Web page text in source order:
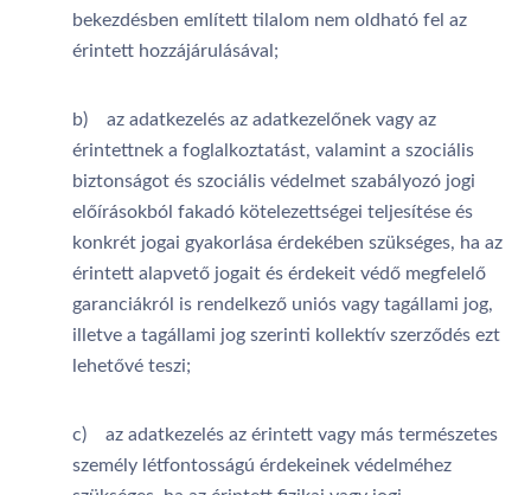
bekezdésben említett tilalom nem oldható fel az
érintett hozzájárulásával;
b) az adatkezelés az adatkezelőnek vagy az
érintettnek a foglalkoztatást, valamint a szociális
biztonságot és szociális védelmet szabályozó jogi
előírásokból fakadó kötelezettségei teljesítése és
konkrét jogai gyakorlása érdekében szükséges, ha az
érintett alapvető jogait és érdekeit védő megfelelő
garanciákról is rendelkező uniós vagy tagállami jog,
illetve a tagállami jog szerinti kollektív szerződés ezt
lehetővé teszi;
c) az adatkezelés az érintett vagy más természetes
személy létfontosságú érdekeinek védelméhez